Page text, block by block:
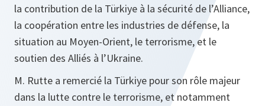
la contribution de la Türkiye à la sécurité de l’Alliance,
la coopération entre les industries de défense, la
situation au Moyen-Orient, le terrorisme, et le
soutien des Alliés à l’Ukraine.
M. Rutte a remercié la Türkiye pour son rôle majeur
dans la lutte contre le terrorisme, et notamment